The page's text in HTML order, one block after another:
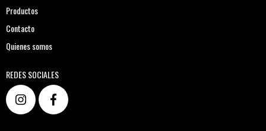
Productos
Contacto
Quienes somos
REDES SOCIALES